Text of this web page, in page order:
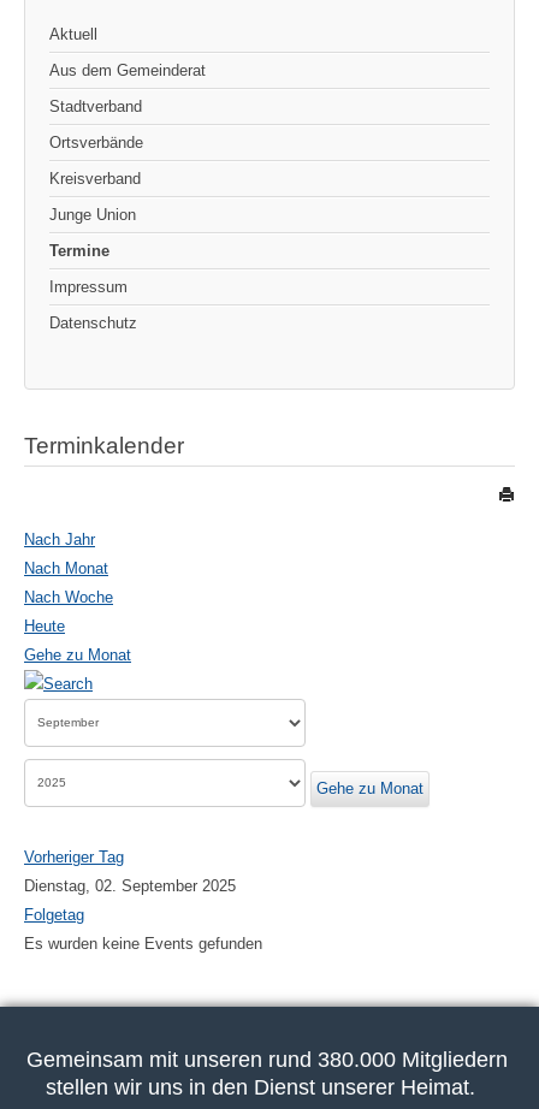
Aktuell
Aus dem Gemeinderat
Stadtverband
Ortsverbände
Kreisverband
Junge Union
Termine
Impressum
Datenschutz
Terminkalender
Nach Jahr
Nach Monat
Nach Woche
Heute
Gehe zu Monat
Gehe zu Monat
Vorheriger Tag
Dienstag, 02. September 2025
Folgetag
Es wurden keine Events gefunden
Gemeinsam mit unseren rund 380.000 Mitgliedern
stellen wir uns in den Dienst unserer Heimat.